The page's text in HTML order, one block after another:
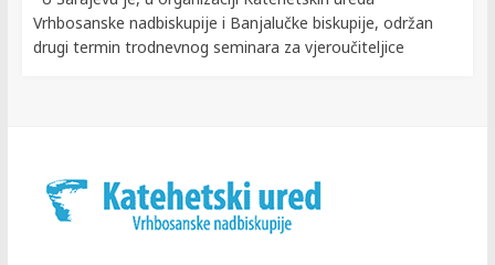
Vrhbosanske nadbiskupije i Banjalučke biskupije, održan
drugi termin trodnevnog seminara za vjeroučiteljice